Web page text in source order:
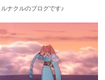
ナクルのブログです♪